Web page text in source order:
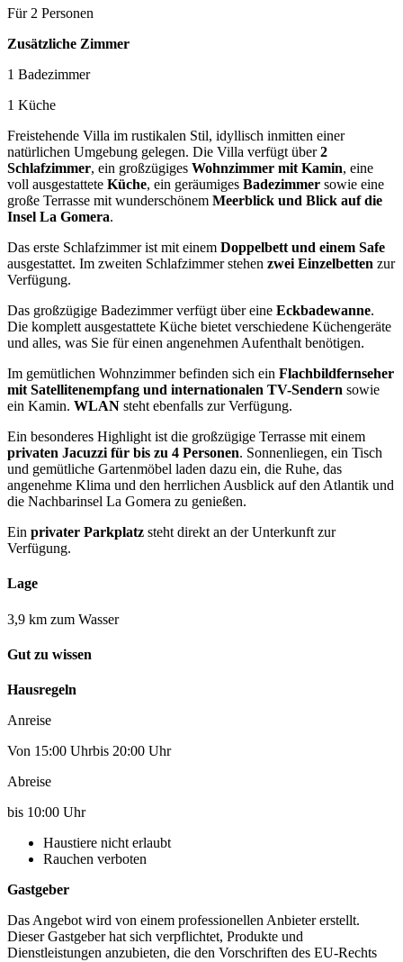
Für 2 Personen
Zusätzliche Zimmer
1 Badezimmer
1 Küche
Freistehende Villa im rustikalen Stil, idyllisch inmitten einer
natürlichen Umgebung gelegen. Die Villa verfügt über2
Schlafzimmer, ein großzügiges Wohnzimmer mit Kamin, eine
voll ausgestattete Küche, ein geräumiges Badezimmer sowie eine
große Terrasse mit wunderschönem Meerblick und Blick auf die
Insel La Gomera.
Das erste Schlafzimmer ist mit einem Doppelbett und einem Safe
ausgestattet. Im zweiten Schlafzimmer stehen zwei Einzelbetten zur
Verfügung.
Das großzügige Badezimmer verfügt über eine Eckbadewanne.
Die komplett ausgestattete Küche bietet verschiedene Küchengeräte
und alles, was Sie für einen angenehmen Aufenthalt benötigen.
Im gemütlichen Wohnzimmer befinden sich ein Flachbildfernseher
mit Satellitenempfang und internationalen TV-Sendern sowie
ein Kamin. WLAN steht ebenfalls zur Verfügung.
Ein besonderes Highlight ist die großzügige Terrasse mit einem
privaten Jacuzzi für bis zu 4 Personen. Sonnenliegen, ein Tisch
und gemütliche Gartenmöbel laden dazu ein, die Ruhe, das
angenehme Klima und den herrlichen Ausblick auf den Atlantik und
die Nachbarinsel La Gomera zu genießen.
Ein privater Parkplatz steht direkt an der Unterkunft zur
Verfügung.
Lage
3,9 km zum Wasser
Gut zu wissen
Hausregeln
Anreise
Von 15:00 Uhrbis 20:00 Uhr
Abreise
bis 10:00 Uhr
Haustiere nicht erlaubt
Rauchen verboten
Gastgeber
Das Angebot wird von einem professionellen Anbieter erstellt.
Dieser Gastgeber hat sich verpflichtet, Produkte und
Dienstleistungen anzubieten, die den Vorschriften des EU-Rechts